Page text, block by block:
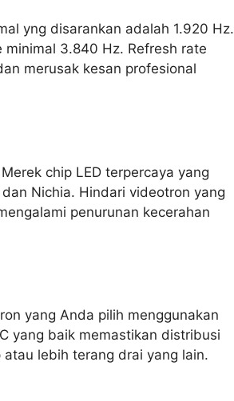
yng disarankan adalah 1.920 Hz.
3.840 Hz. Refresh rate
merusak kesan profesional
chip LED terpercaya yang
Nichia. Hindari videotron yang
penurunan kecerahan
yang Anda pilih menggunakan
yang baik memastikan distribusi
lebih terang drai yang lain.